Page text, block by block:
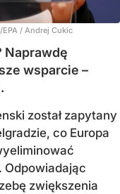
EPA / Andrej Cukic
Naprawdę
wsparcie –
został zapytany
co Europa
Odpowiadając
zwiększenia